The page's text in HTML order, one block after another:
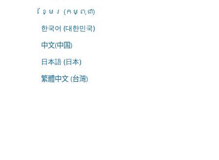
ខ្មែរ (កម្ពុជា)
한국어 (대한민국)
中文(中国)
日本語 (日本)
繁體中文 (台灣)